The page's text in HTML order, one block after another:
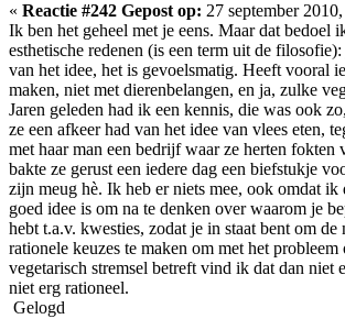
« Reactie #242 Gepost op: 27 september
Ik ben het geheel met je eens. Maar dat bedoel
esthetische redenen (is een term uit de
van het idee, het is gevoelsmatig. Heeft vooral
maken, niet met dierenbelangen, en ja, zulke
Jaren geleden had ik een kennis, die was ook
ze een afkeer had van het idee van vlees eten,
met haar man een bedrijf waar ze herten fokten
bakte ze gerust een iedere dag een biefstukje
zijn meug hè. Ik heb er niets mee, ook omdat ik
goed idee is om na te denken over waarom je
hebt t.a.v. kwesties, zodat je in staat bent om de
rationele keuzes te maken om met het
vegetarisch stremsel betreft vind ik dat dan niet
niet erg rationeel.
Gelogd